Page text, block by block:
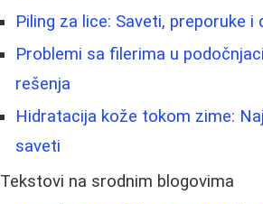
Piling za lice: Saveti, preporuke i
Problemi sa filerima u
rešenja
Hidratacija kože tokom zime:
saveti
Tekstovi na srodnim blogovima